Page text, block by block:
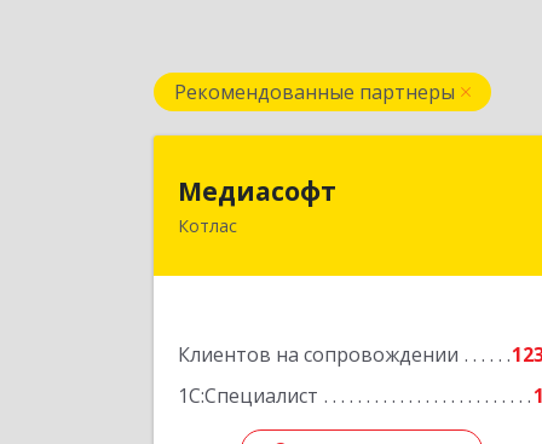
Рекомендованные партнеры
Медиасофт
Котлас
Клиентов на сопровождении
1С:Специалист
1
165300, Архангельская обл, Котлас г,